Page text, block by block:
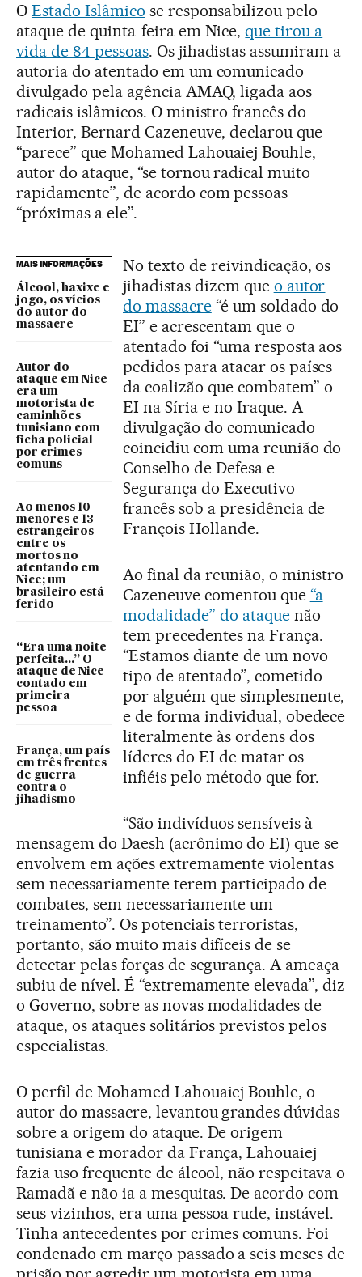
O Estado Islâmico se responsabilizou pelo
ataque de quinta-feira em Nice,que tirou a
vida de 84 pessoas. Os jihadistas assumiram a
autoria do atentado em um comunicado
divulgado pela agência AMAQ, ligada aos
radicais islâmicos. O ministro francês do
Interior, Bernard Cazeneuve, declarou que
“parece” que Mohamed Lahouaiej Bouhle,
autor do ataque, “se tornou radical muito
rapidamente”, de acordo com pessoas
“próximas a ele”.
MAIS INFORMAÇÕES
Álcool, haxixe e
jogo, os vícios
do autor do
massacre
Autor do
ataque em Nice
era um
motorista de
caminhões
tunisiano com
ficha policial
por crimes
comuns
Ao menos 10
menores e 13
estrangeiros
entre os
mortos no
atentando em
Nice; um
brasileiro está
ferido
“Era uma noite
perfeita...” O
ataque de Nice
contado em
primeira
pessoa
França, um país
em três frentes
de guerra
contra o
jihadismo
No texto de reivindicação, os
jihadistas dizem que o autor
do massacre“é um soldado do
EI” e acrescentam que o
atentado foi “uma resposta aos
pedidos para atacar os países
da coalizão que combatem” o
EI na Síria e no Iraque. A
divulgação do comunicado
coincidiu com uma reunião do
Conselho de Defesa e
Segurança do Executivo
francês sob a presidência de
François Hollande.
Ao final da reunião, o ministro
Cazeneuve comentou que “a
modalidade” do ataquenão
tem precedentes na França.
“Estamos diante de um novo
tipo de atentado”, cometido
por alguém que simplesmente,
e de forma individual, obedece
literalmente às ordens dos
líderes do EI de matar os
infiéis pelo método que for.
“São indivíduos sensíveis à
mensagem do Daesh (acrônimo do EI) que se
envolvem em ações extremamente violentas
sem necessariamente terem participado de
combates, sem necessariamente um
treinamento”. Os potenciais terroristas,
portanto, são muito mais difíceis de se
detectar pelas forças de segurança. A ameaça
subiu de nível. É “extremamente elevada”, diz
o Governo, sobre as novas modalidades de
ataque, os ataques solitários previstos pelos
especialistas.
O perfil de Mohamed Lahouaiej Bouhle, o
autor do massacre, levantou grandes dúvidas
sobre a origem do ataque. De origem
tunisiana e morador da França, Lahouaiej
fazia uso frequente de álcool, não respeitava o
Ramadã e não ia a mesquitas. De acordo com
seus vizinhos, era uma pessoa rude, instável.
Tinha antecedentes por crimes comuns. Foi
condenado em março passado a seis meses de